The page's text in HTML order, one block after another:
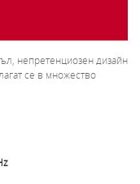
непретенциозен дизайн
се в множество